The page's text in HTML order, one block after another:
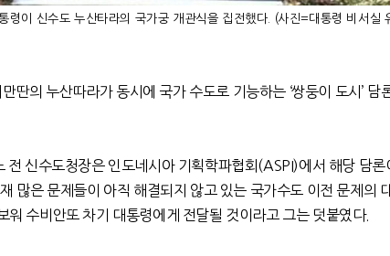
령이 신수도 누산타라의 국가궁 개관식을 집전했다. (사진=대통령 비서실
딴의 누산따라가 동시에 국가 수도로 기능하는 ‘쌍둥이 도시 ’ 담
전 신수도청장은 인도네시아 기획학파협회 (ASPI)에서 해당 담론
많은 문제들이 아직 해결되지 않고 있는 국가수도 이전 문제의
워 수비안또 차기 대통령에게 전달될 것이라고 그는 덧붙였다.